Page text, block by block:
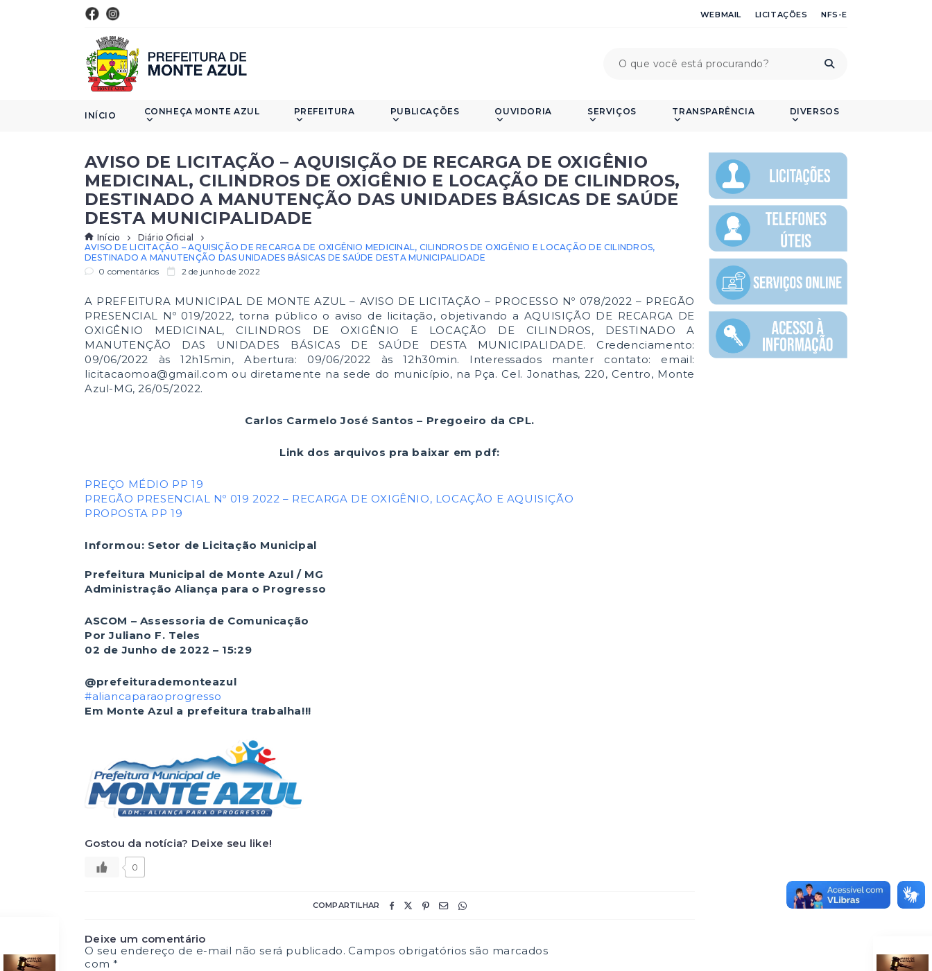
WEBMAIL LICITAÇÕES NFS-E
INÍCIO CONHEÇA MONTE AZUL PREFEITURA PUBLICAÇÕES OUVIDORIA SERVIÇOS TRANSPARÊNCIA DIVERSOS
AVISO DE LICITAÇÃO – AQUISIÇÃO DE RECARGA DE OXIGÊNIO
MEDICINAL, CILINDROS DE OXIGÊNIO E LOCAÇÃO DE CILINDROS,
DESTINADO A MANUTENÇÃO DAS UNIDADES BÁSICAS DE SAÚDE
DESTA MUNICIPALIDADE
Início
Diário Oficial
AVISO DE LICITAÇÃO – AQUISIÇÃO DE RECARGA DE OXIGÊNIO MEDICINAL, CILINDROS DE OXIGÊNIO E LOCAÇÃO DE CILINDROS,
DESTINADO A MANUTENÇÃO DAS UNIDADES BÁSICAS DE SAÚDE DESTA MUNICIPALIDADE
0 comentários
2 de junho de 2022
A PREFEITURA MUNICIPAL DE MONTE AZUL – AVISO DE LICITAÇÃO – PROCESSO Nº 078/2022 – PREGÃO
PRESENCIAL Nº 019/2022, torna público o aviso de licitação, objetivando a AQUISIÇÃO DE RECARGA DE
OXIGÊNIO MEDICINAL, CILINDROS DE OXIGÊNIO E LOCAÇÃO DE CILINDROS, DESTINADO A
MANUTENÇÃO DAS UNIDADES BÁSICAS DE SAÚDE DESTA MUNICIPALIDADE. Credenciamento:
09/06/2022 às 12h15min, Abertura: 09/06/2022 às 12h30min. Interessados manter contato: email:
licitacaomoa@gmail.com ou diretamente na sede do município, na Pça. Cel. Jonathas, 220, Centro, Monte
Azul-MG, 26/05/2022.
Carlos Carmelo José Santos – Pregoeiro da CPL.
Link dos arquivos pra baixar em pdf:
PREÇO MÉDIO PP 19
PREGÃO PRESENCIAL Nº 019 2022 – RECARGA DE OXIGÊNIO, LOCAÇÃO E AQUISIÇÃO
PROPOSTA PP 19
Informou: Setor de Licitação Municipal
Prefeitura Municipal de Monte Azul / MG
Administração Aliança para o Progresso
ASCOM – Assessoria de Comunicação
Por Juliano F. Teles
02 de Junho de 2022 – 15:29
@prefeiturademonteazul
#aliancaparaoprogresso
Em Monte Azul a prefeitura trabalha!!!
Gostou da notícia? Deixe seu like!
0
COMPARTILHAR
Deixe um comentário
O seu endereço de e-mail não será publicado. Campos obrigatórios são marcados
com*